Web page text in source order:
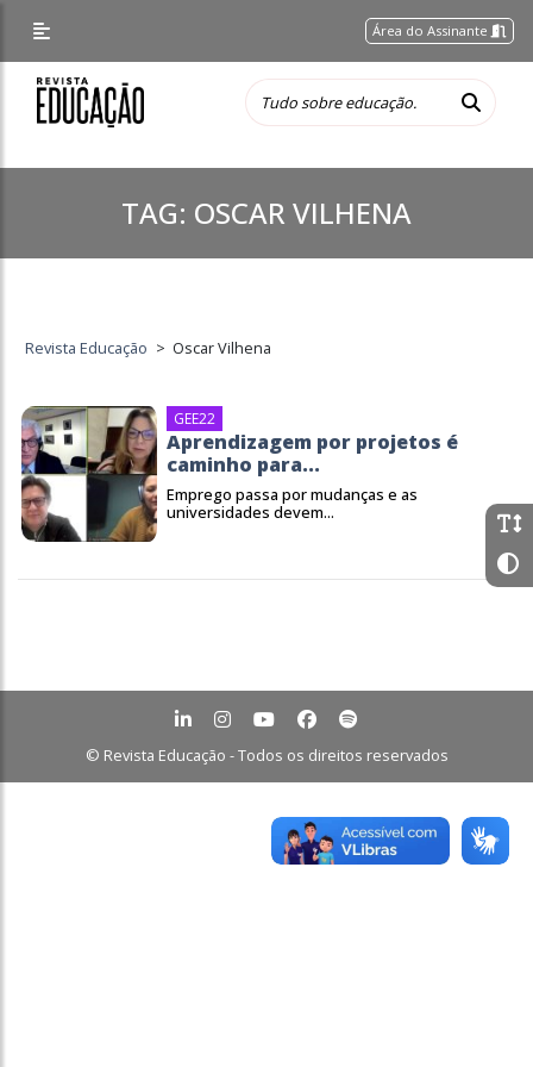
Área do Assinante
TAG: OSCAR VILHENA
Revista Educação > Oscar Vilhena
GEE22
Aprendizagem por projetos é
caminho para...
Emprego passa por mudanças e as
universidades devem...
© Revista Educação - Todos os direitos reservados